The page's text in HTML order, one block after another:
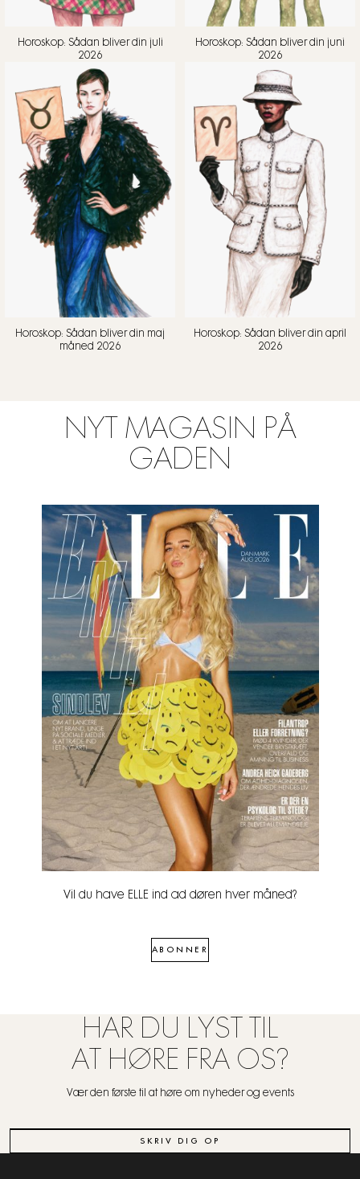
Horoskop: Sådan bliver din juli
2026
Horoskop: Sådan bliver din juni
2026
Horoskop: Sådan bliver din maj
måned 2026
Horoskop: Sådan bliver din april
2026
NYT MAGASIN PÅ
GADEN
Vil du have ELLE ind ad døren hver måned?
ABONNER
HAR DU LYST TIL
AT HØRE FRA OS?
Vær den første til at høre om nyheder og events
SKRIV DIG OP